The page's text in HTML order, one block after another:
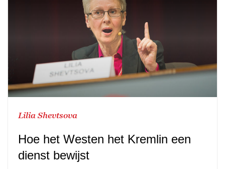
Lilia Shevtsova
Hoe het Westen het Kremlin een
dienst bewijst